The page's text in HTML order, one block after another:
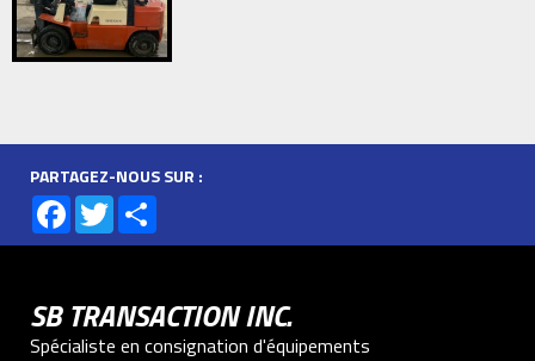
PARTAGEZ-NOUS SUR :
Facebook
Twitter
SB TRANSACTION INC.
Spécialiste en consignation d'équipements